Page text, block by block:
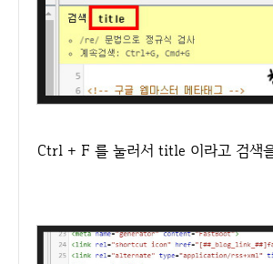
Ctrl + F 를 눌러서 title 이라고 검색